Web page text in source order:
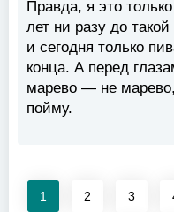
Правда, я это
лет ни разу до
и сегодня только
конца. А перед
марево — не
пойму.
1 2 3